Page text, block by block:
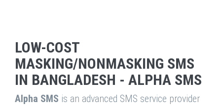
LOW-COST
MASKING/NONMASKING SMS
IN BANGLADESH - ALPHA SMS
Alpha SMS is an advanced SMS service provider